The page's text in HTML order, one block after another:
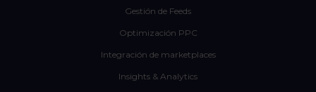
Gestión de Feeds
Optimización PPC
Integración de marketplaces
Insights & Analytics